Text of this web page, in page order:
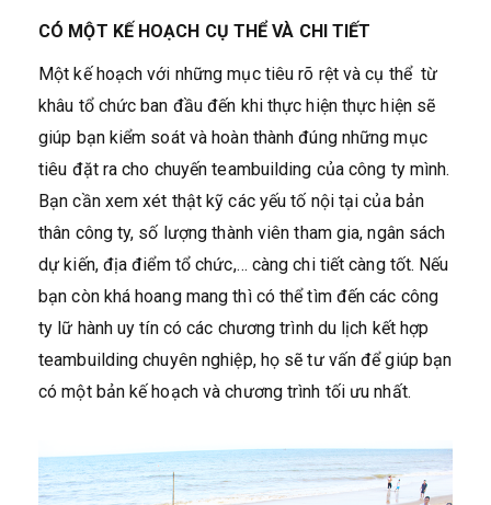
CÓ MỘT KẾ HOẠCH CỤ THỂ VÀ CHI TIẾT
Một kế hoạch với những mục tiêu rõ rệt và cụ thể từ
khâu tổ chức ban đầu đến khi thực hiện thực hiện sẽ
giúp bạn kiểm soát và hoàn thành đúng những mục
tiêu đặt ra cho chuyến teambuilding của công ty mình.
Bạn cần xem xét thật kỹ các yếu tố nội tại của bản
thân công ty, số lượng thành viên tham gia, ngân sách
dự kiến, địa điểm tổ chức,… càng chi tiết càng tốt. Nếu
bạn còn khá hoang mang thì có thể tìm đến các công
ty lữ hành uy tín có các chương trình du lịch kết hợp
teambuilding chuyên nghiệp, họ sẽ tư vấn để giúp bạn
có một bản kế hoạch và chương trình tối ưu nhất.